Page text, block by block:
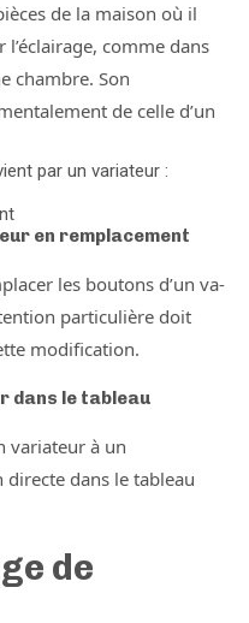
de la maison où il
comme dans
chambre. Son
de celle d’un
par un variateur :
en remplacement
les boutons d’un va-
particulière doit
modification.
dans le tableau
variateur à un
dans le tableau
de